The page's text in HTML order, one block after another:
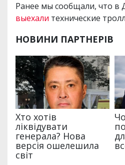
Ранее мы сообщали, что в
выехали технические